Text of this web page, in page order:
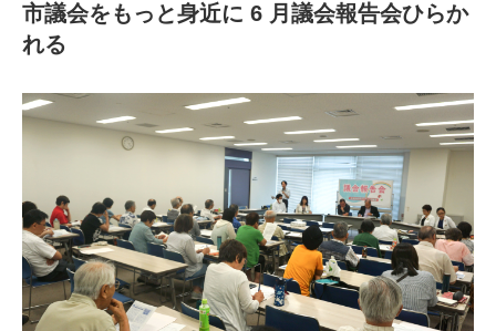
市議会をもっと身近に 6 月議会報告会ひらか
れる